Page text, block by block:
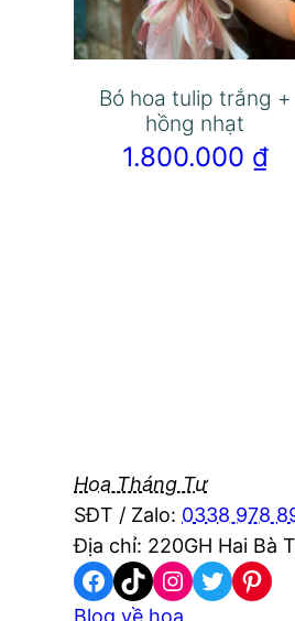
Bó hoa tulip trắng +
hồng nhạt
1.800.000 ₫
Hoa Tháng Tư
SĐT / Zalo: 0338 978
Địa chỉ: 220GH Hai Bà
Facebook
TikTokInstagram
Twitter
Blog về hoa